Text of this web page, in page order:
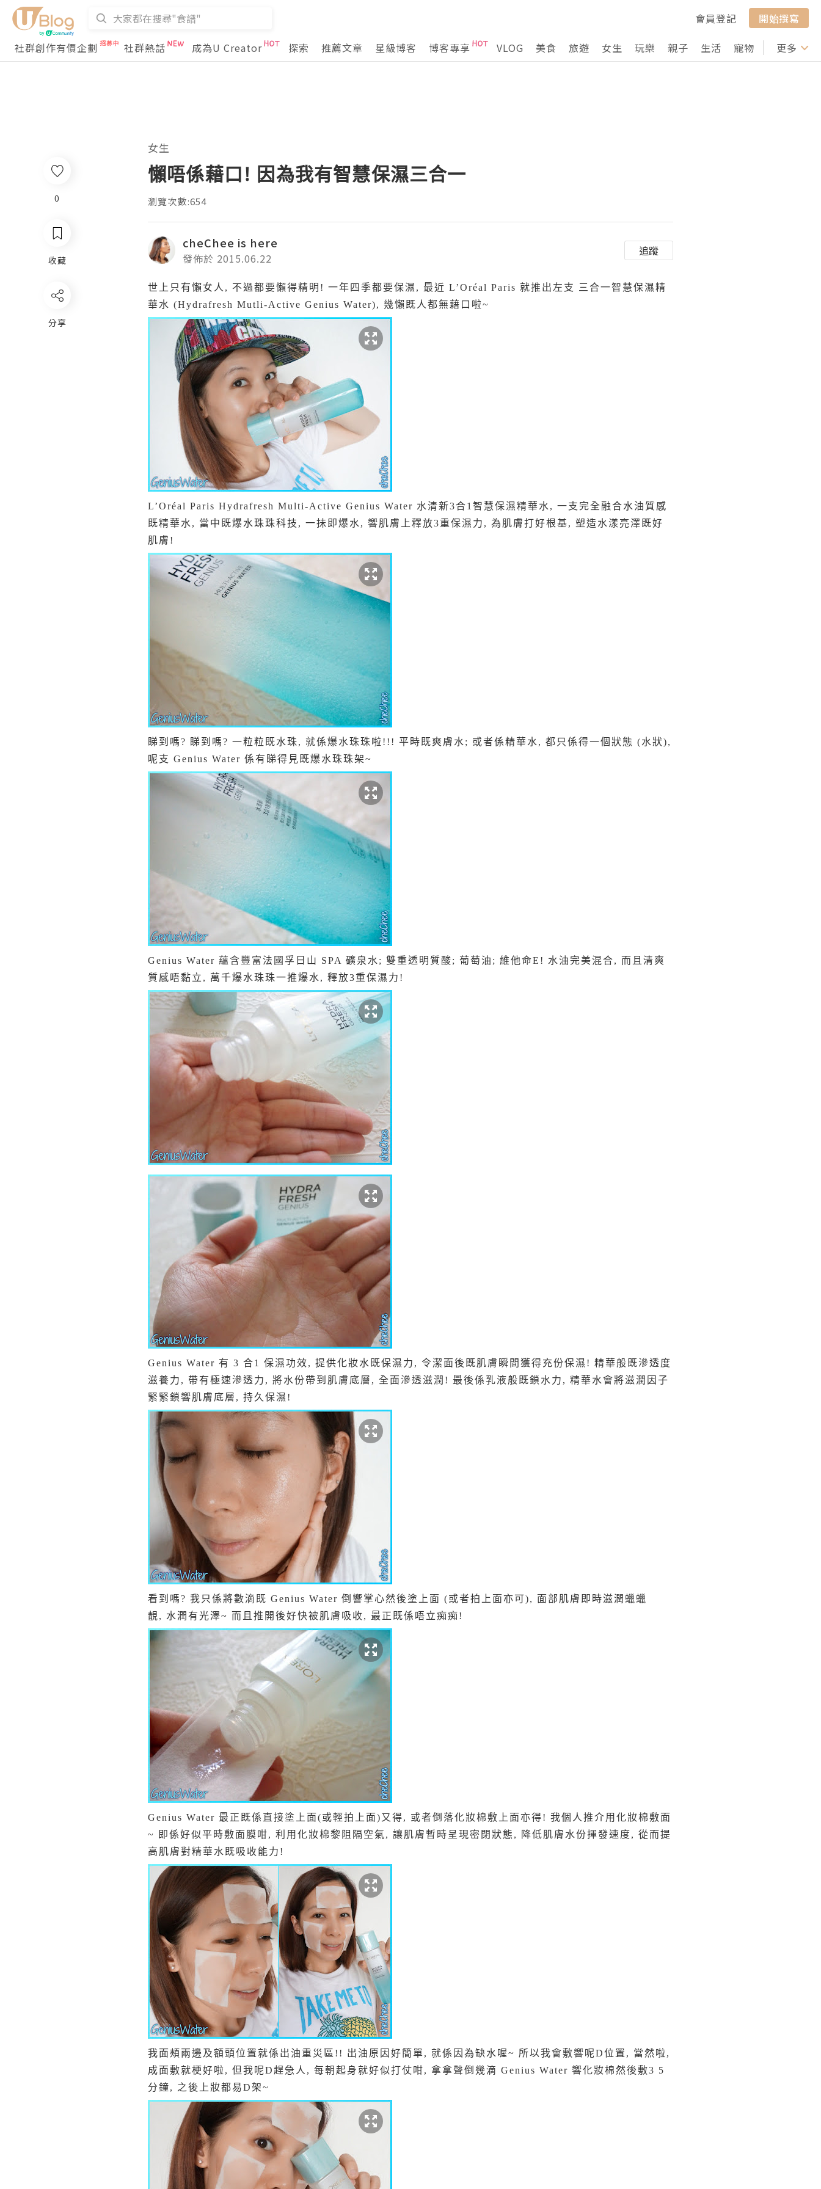
會員登記
開始撰寫
社群創作有價企劃
社群熱話 成為U Creator 探索 推薦文章 星級博客 博客專享 VLOG 美食 旅遊 女生 玩樂 親子 生活 寵物 行山 打卡
更多
0
收藏
分享
女生
懶唔係藉口! 因為我有智慧保濕三合一
瀏覽次數:654
cheChee is here
發佈於 2015.06.22
追蹤
世上只有懶女人, 不過都要懶得精明! 一年四季都要保濕, 最近 L’Oréal Paris 就推出左支 三合一智慧保濕精
華水 (Hydrafresh Mutli-Active Genius Water), 幾懶既人都無藉口啦~
L’Oréal Paris Hydrafresh Multi-Active Genius Water 水清新3合1智慧保濕精華水, 一支完全融合水油質感
既精華水, 當中既爆水珠珠科技, 一抺即爆水, 響肌膚上釋放3重保濕力, 為肌膚打好根基, 塑造水漾亮澤既好
肌膚!
睇到嗎? 睇到嗎? 一粒粒既水珠, 就係爆水珠珠啦!!! 平時既爽膚水; 或者係精華水, 都只係得一個狀態 (水狀),
呢支 Genius Water 係有睇得見既爆水珠珠架~
Genius Water 蘊含豐富法國孚日山 SPA 礦泉水; 雙重透明質酸; 葡萄油; 維他命E! 水油完美混合, 而且清爽
質感唔黏立, 萬千爆水珠珠一推爆水, 釋放3重保濕力!
Genius Water 有 3 合1 保濕功效, 提供化妝水既保濕力, 令潔面後既肌膚瞬間獲得充份保濕! 精華般既滲透度
滋養力, 帶有極速滲透力, 將水份帶到肌膚底層, 全面滲透滋潤! 最後係乳液般既鎖水力, 精華水會將滋潤因子
緊緊鎖響肌膚底層, 持久保濕!
看到嗎? 我只係將數滴既 Genius Water 倒響掌心然後塗上面 (或者拍上面亦可), 面部肌膚即時滋潤蠟蠟
靚, 水潤有光澤~ 而且推開後好快被肌膚吸收, 最正既係唔立痴痴!
Genius Water 最正既係直接塗上面(或輕拍上面)又得, 或者倒落化妝棉敷上面亦得! 我個人推介用化妝棉敷面
~ 即係好似平時敷面膜咁, 利用化妝棉黎阻隔空氣, 讓肌膚暫時呈現密閉狀態, 降低肌膚水份揮發速度, 從而提
高肌膚對精華水既吸收能力!
我面頰兩邊及額頭位置就係出油重災區!! 出油原因好簡單, 就係因為缺水喔~ 所以我會敷響呢D位置, 當然啦,
成面敷就梗好啦, 但我呢D趕急人, 每朝起身就好似打仗咁, 拿拿聲倒幾滴 Genius Water 響化妝棉然後敷3 5
分鐘, 之後上妝都易D架~